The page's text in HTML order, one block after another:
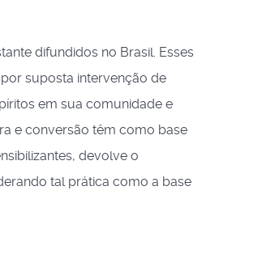
difundidos no Brasil. Esses
suposta intervenção de
em sua comunidade e
e conversão têm como base
devolve o
tal prática como a base